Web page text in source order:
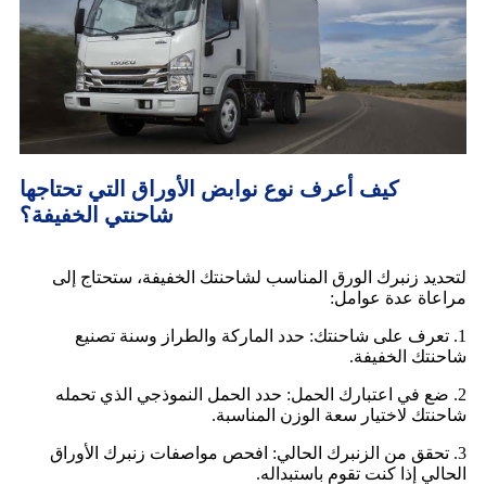
كيف أعرف نوع نوابض الأوراق التي تحتاجها
شاحنتي الخفيفة؟
لتحديد زنبرك الورق المناسب لشاحنتك الخفيفة، ستحتاج إلى
مراعاة عدة عوامل:
1. تعرف على شاحنتك: حدد الماركة والطراز وسنة تصنيع
شاحنتك الخفيفة.
2. ضع في اعتبارك الحمل: حدد الحمل النموذجي الذي تحمله
شاحنتك لاختيار سعة الوزن المناسبة.
3. تحقق من الزنبرك الحالي: افحص مواصفات زنبرك الأوراق
الحالي إذا كنت تقوم باستبداله.